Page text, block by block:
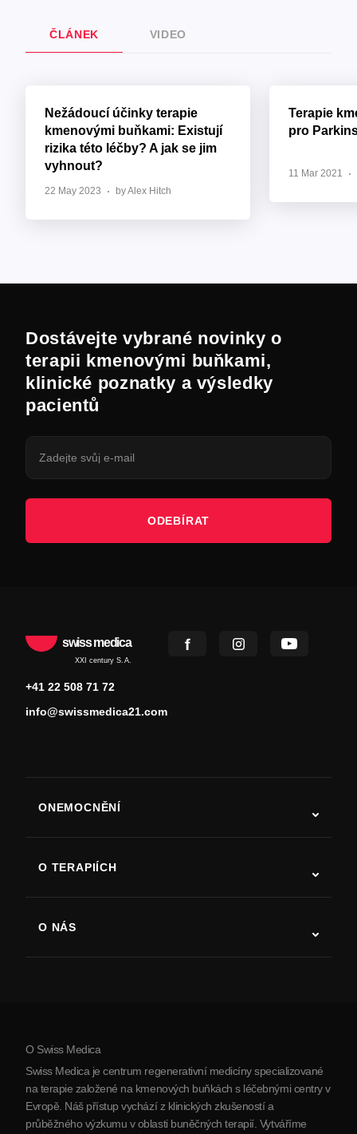
ČLÁNEK VIDEO
Nežádoucí účinky terapie
kmenovými buňkami: Existují
rizika této léčby? A jak se jim
vyhnout?
22 May 2023 by Alex Hitch
Terapie
pro
11 Mar 2021
Dostávejte vybrané novinky o
terapii kmenovými buňkami,
klinické poznatky a výsledky
pacientů
ODEBÍRAT
swiss medica
XXI century S.A.
+41 22 508 71 72
info@swissmedica21.com
ONEMOCNĚNÍ
Parkinsonova choroba
Artritida
O TERAPIÍCH
O NÁS
O Srbsku
Partnerství
O Swiss Medica
Swiss Medica je centrum regenerativní medicíny specializované
na terapie založené na kmenových buňkách s léčebnými centry v
Evropě. Náš přístup vychází z klinických zkušeností a
průběžného výzkumu v oblasti buněčných terapií. Vytváříme